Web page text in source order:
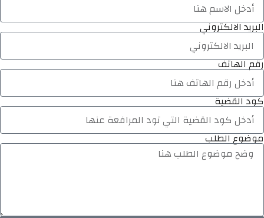
البريد الالكتروني
رقم الهاتف
كود القضية
موضوع الطلب